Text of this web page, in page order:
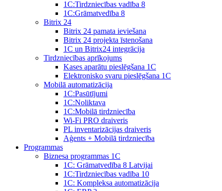
1С:Tirdzniecības vadība 8
1С:Grāmatvedība 8
Bitrix 24
Bitrix 24 pamata ieviešana
Bitrix 24 projekta īstenošana
1C un Bitrix24 integrācija
Tirdzniecības aprīkojums
Kases aparātu pieslēgšana 1C
Elektronisko svaru pieslēgšana 1C
Mobilā automatizācija
1С:Pasūtījumi
1С:Noliktava
1С:Mobilā tirdzniecība
Wi-Fi PRO draiveris
PL inventarizācijas draiveris
Aģents + Mobilā tirdzniecība
Programmas
Biznesa programmas 1C
1C: Grāmatvedība 8 Latvijai
1C:Tirdzniecības vadība 10
1С: Kompleksa automatizācija